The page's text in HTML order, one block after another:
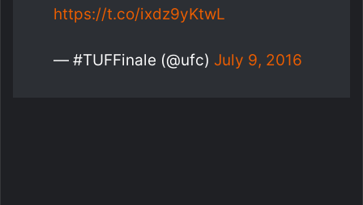
https://t.co/ixdz9yKtwL
— #TUFFinale (@ufc) July 9, 2016